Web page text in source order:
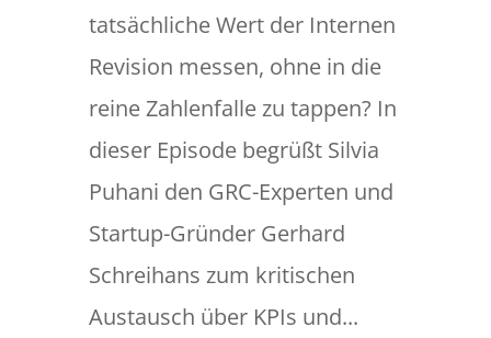
tatsächliche Wert der Internen
Revision messen, ohne in die
reine Zahlenfalle zu tappen? In
dieser Episode begrüßt Silvia
Puhani den GRC-Experten und
Startup-Gründer Gerhard
Schreihans zum kritischen
Austausch über KPIs und...